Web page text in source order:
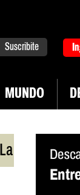
Suscribite
MUNDO